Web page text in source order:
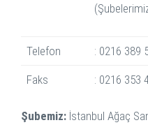
Telefon : 0216 389
Faks : 0216 353
Şubemiz: İstanbul Ağaç